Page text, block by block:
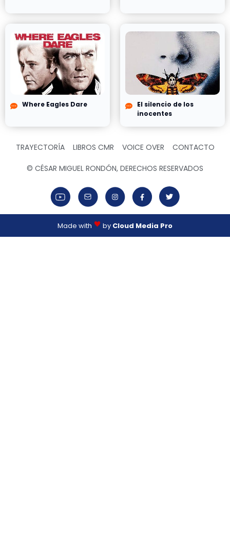
Where Eagles Dare
El silencio de los
inocentes
TRAYECTORÍA LIBROS CMR VOICE OVER CONTACTO
© CÉSAR MIGUEL RONDÓN, DERECHOS RESERVADOS
Made with by Cloud Media Pro